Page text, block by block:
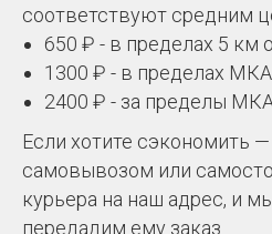
соответствуют средним
650 ₽ - в пределах 5 км
1300 ₽ - в пределах
2400 ₽ - за пределы
Если хотите сэкономить
самовывозом или
курьера на наш адрес, и
передадим ему заказ.